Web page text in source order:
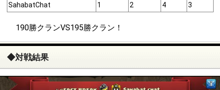
SahabatChat
1 2 4 3
190勝クランVS195勝クラン！
◆対戦結果